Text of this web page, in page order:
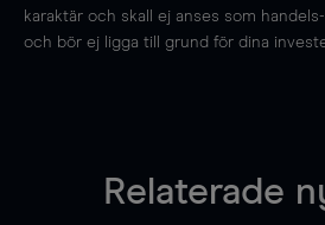
karaktär och skall ej anses som
och bör ej ligga till grund för dina
Relaterade